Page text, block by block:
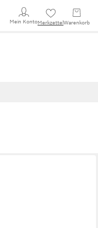
Mein KontoMerkzettel Warenkorb